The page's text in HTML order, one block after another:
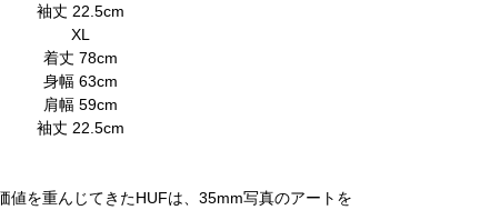
袖丈 22.5cm
XL
着丈 78cm
身幅 63cm
肩幅 59cm
袖丈 22.5cm
値を重んじてきたHUFは、35mm写真のアートを